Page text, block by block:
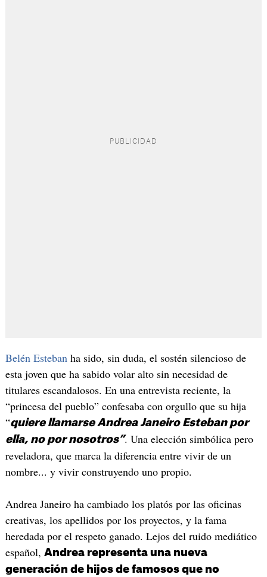
Belén Estebanha sido, sin duda, el sostén silencioso de
esta joven que ha sabido volar alto sin necesidad de
titulares escandalosos. En una entrevista reciente, la
“princesa del pueblo” confesaba con orgullo que su hija
“quiere llamarse Andrea Janeiro Esteban por
ella, no por nosotros”. Una elección simbólica pero
reveladora, que marca la diferencia entre vivir de un
nombre... y vivir construyendo uno propio.
Andrea Janeiro ha cambiado los platós por las oficinas
creativas, los apellidos por los proyectos, y la fama
heredada por el respeto ganado. Lejos del ruido mediático
español, Andrea representa una nueva
generación de hijos de famosos que no